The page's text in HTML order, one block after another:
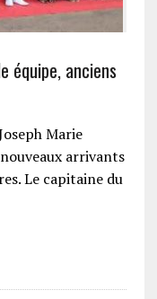
équipe, anciens
Marie
arrivants
Le capitaine du